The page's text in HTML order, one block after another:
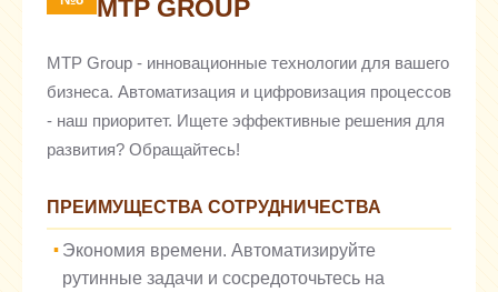
MTP GROUP
MTP Group - инновационные технологии для вашего
бизнеса. Автоматизация и цифровизация процессов
- наш приоритет. Ищете эффективные решения для
развития? Обращайтесь!
ПРЕИМУЩЕСТВА СОТРУДНИЧЕСТВА
Экономия времени. Автоматизируйте
рутинные задачи и сосредоточьтесь на